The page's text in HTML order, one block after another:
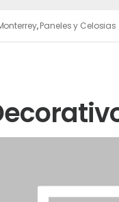
,Paneles y Celosias